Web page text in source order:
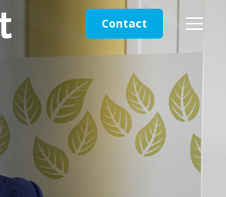
Contact